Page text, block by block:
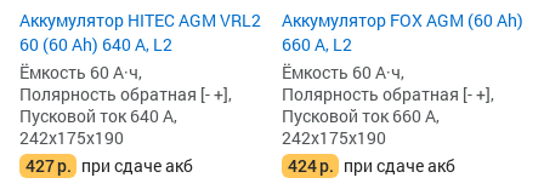
Аккумулятор HITEC AGM VRL2
60 (60 Ah) 640 А, L2
Ёмкость 60 А·ч,
Полярность обратная [- +],
Пусковой ток 640 А,
242x175x190
427р. при сдаче акб
Аккумулятор FOX AGM (60 Ah)
660 А, L2
Ёмкость 60 А·ч,
Полярность обратная [- +],
Пусковой ток 660 А,
242x175x190
424р. при сдаче акб